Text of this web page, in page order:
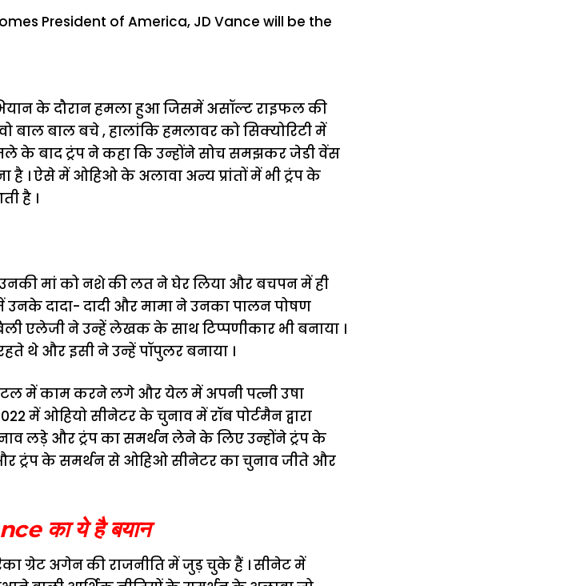
के दौरान हमला हुआ जिसमें असॉल्ट राइफल की
बाल बचे , हालांकि हमलावर को सिक्योरिटी में
हमले के बाद ट्रंप ने कहा कि उन्होंने सोच समझकर जेडी वेंस
है । ऐसे में ओहिओ के अलावा अन्य प्रांतों में भी ट्रंप के
है ।
मां को नशे की लत ने घेर लिया और बचपन में ही
उनके दादा- दादी और मामा ने उनका पालन पोषण
एलेजी ने उन्हें लेखक के साथ टिप्पणीकार भी बनाया ।
थे और इसी ने उन्हें पॉपुलर बनाया ।
में काम करने लगे और येल में अपनी पत्नी उषा
में ओहियो सीनेटर के चुनाव में रॉब पोर्टमैन द्वारा
लड़े और ट्रंप का समर्थन लेने के लिए उन्होंने ट्रंप के
ट्रंप के समर्थन से ओहिओ सीनेटर का चुनाव जीते और
का ये है बयान
ग्रेट अगेन की राजनीति में जुड़ चुके हैं । सीनेट में